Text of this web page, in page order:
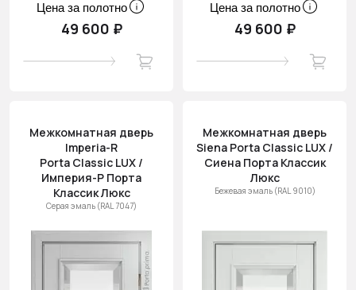
Цена за полотно
49 600 ₽
Цена за полотно
49 600 ₽
Межкомнатная дверь
Imperia-R
Porta Classic LUX /
Империя-Р Порта
Классик Люкс
Серая эмаль (RAL 7047)
Межкомнатная дверь
Siena Porta Classic LUX /
Сиена Порта Классик
Люкс
Бежевая эмаль (RAL 9010)